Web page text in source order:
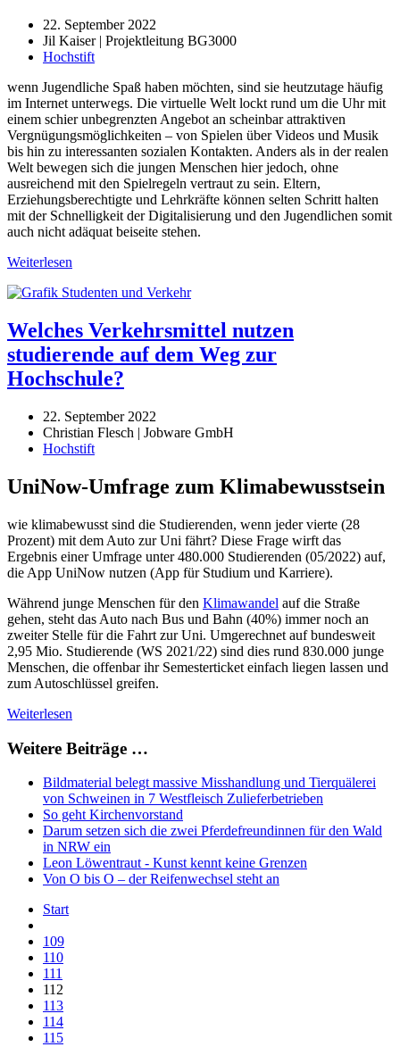
22. September 2022
Jil Kaiser | Projektleitung BG3000
Hochstift
wenn Jugendliche Spaß haben möchten, sind sie heutzutage häufig
im Internet unterwegs. Die virtuelle Welt lockt rund um die Uhr mit
einem schier unbegrenzten Angebot an scheinbar attraktiven
Vergnügungsmöglichkeiten – von Spielen über Videos und Musik
bis hin zu interessanten sozialen Kontakten. Anders als in der realen
Welt bewegen sich die jungen Menschen hier jedoch, ohne
ausreichend mit den Spielregeln vertraut zu sein. Eltern,
Erziehungsberechtigte und Lehrkräfte können selten Schritt halten
mit der Schnelligkeit der Digitalisierung und den Jugendlichen somit
auch nicht adäquat beiseite stehen.
Weiterlesen
Welches Verkehrsmittel nutzen
studierende auf dem Weg zur
Hochschule?
22. September 2022
Christian Flesch | Jobware GmbH
Hochstift
UniNow-Umfrage zum Klimabewusstsein
wie klimabewusst sind die Studierenden, wenn jeder vierte (28
Prozent) mit dem Auto zur Uni fährt? Diese Frage wirft das
Ergebnis einer Umfrage unter 480.000 Studierenden (05/2022) auf,
die App UniNow nutzen (App für Studium und Karriere).
Während junge Menschen für den Klimawandel auf die Straße
gehen, steht das Auto nach Bus und Bahn (40%) immer noch an
zweiter Stelle für die Fahrt zur Uni. Umgerechnet auf bundesweit
2,95 Mio. Studierende (WS 2021/22) sind dies rund 830.000 junge
Menschen, die offenbar ihr Semesterticket einfach liegen lassen und
zum Autoschlüssel greifen.
Weiterlesen
Weitere Beiträge …
Bildmaterial belegt massive Misshandlung und Tierquälerei
von Schweinen in 7 Westfleisch Zulieferbetrieben
So geht Kirchenvorstand
Darum setzen sich die zwei Pferdefreundinnen für den Wald
in NRW ein
Leon Löwentraut - Kunst kennt keine Grenzen
Von O bis O – der Reifenwechsel steht an
Start
109
110
111
112
113
114
115